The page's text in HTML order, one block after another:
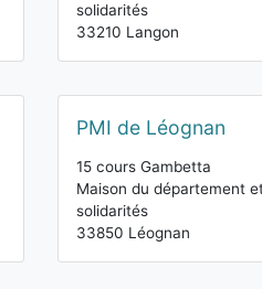
solidarités
33210 Langon
PMI de Léognan
15 cours Gambetta
Maison du département
solidarités
33850 Léognan